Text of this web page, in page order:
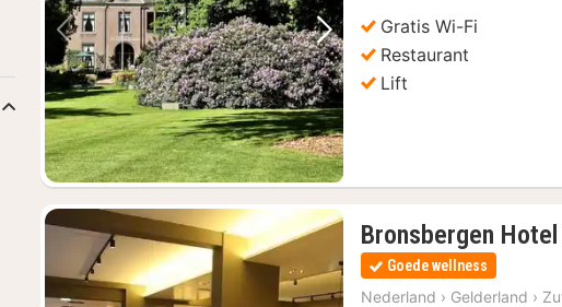
Vorige foto Volgende foto
Gratis Wi-Fi
Restaurant
Lift
Bronsbergen
Goede wellness
Nederland › Gelderland ›